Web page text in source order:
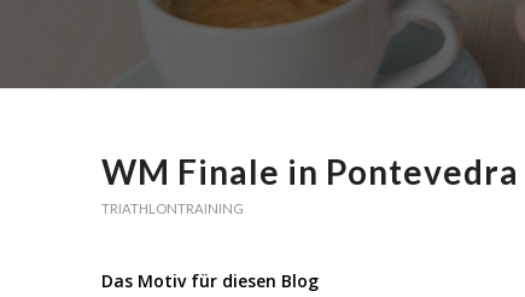
WM Finale in Pontevedra
TRIATHLONTRAINING
Das Motiv für diesen Blog